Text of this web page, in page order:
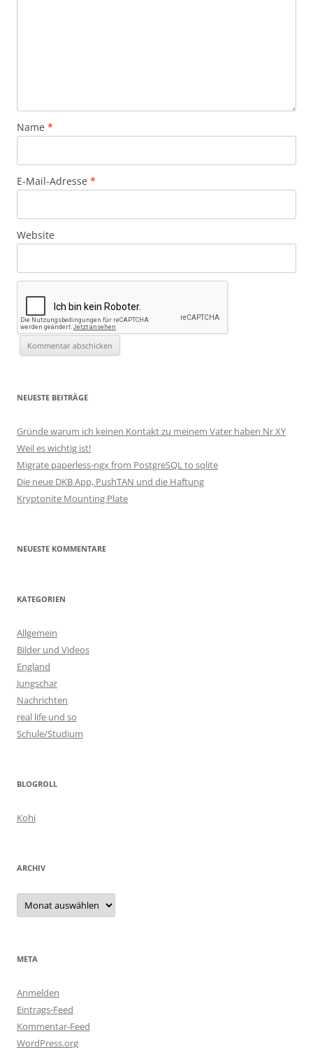
Name *
E-Mail-Adresse *
Website
NEUESTE BEITRÄGE
Gründe warum ich keinen Kontakt zu meinem Vater haben Nr XY
Weil es wichtig ist!
Migrate paperless-ngx from PostgreSQL to sqlite
Die neue DKB App, PushTAN und die Haftung
Kryptonite Mounting Plate
NEUESTE KOMMENTARE
KATEGORIEN
Allgemein
Bilder und Videos
England
Jungschar
Nachrichten
real life und so
Schule/Studium
BLOGROLL
Kohi
ARCHIV
Archiv
META
Anmelden
Eintrags-Feed
Kommentar-Feed
WordPress.org